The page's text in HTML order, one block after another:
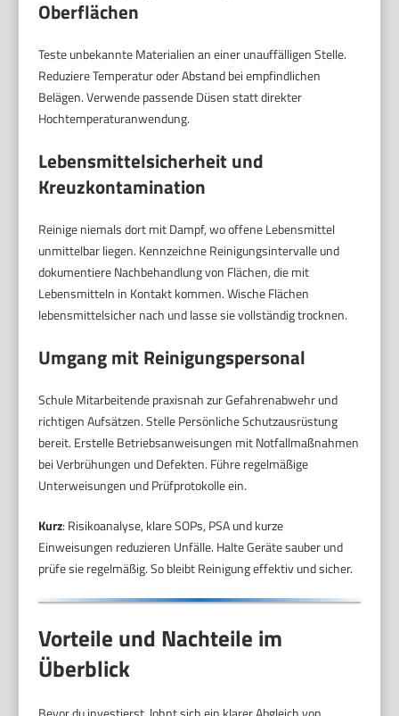
Oberflächen
Teste unbekannte Materialien an einer unauffälligen Stelle.
Reduziere Temperatur oder Abstand bei empfindlichen
Belägen. Verwende passende Düsen statt direkter
Hochtemperaturanwendung.
Lebensmittelsicherheit und
Kreuzkontamination
Reinige niemals dort mit Dampf, wo offene Lebensmittel
unmittelbar liegen. Kennzeichne Reinigungsintervalle und
dokumentiere Nachbehandlung von Flächen, die mit
Lebensmitteln in Kontakt kommen. Wische Flächen
lebensmittelsicher nach und lasse sie vollständig trocknen.
Umgang mit Reinigungspersonal
Schule Mitarbeitende praxisnah zur Gefahrenabwehr und
richtigen Aufsätzen. Stelle Persönliche Schutzausrüstung
bereit. Erstelle Betriebsanweisungen mit Notfallmaßnahmen
bei Verbrühungen und Defekten. Führe regelmäßige
Unterweisungen und Prüfprotokolle ein.
Kurz: Risikoanalyse, klare SOPs, PSA und kurze
Einweisungen reduzieren Unfälle. Halte Geräte sauber und
prüfe sie regelmäßig. So bleibt Reinigung effektiv und sicher.
Vorteile und Nachteile im
Überblick